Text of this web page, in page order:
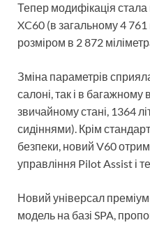
Тепер модифікація
XC60 (в загальному 4 761
розміром в 2 872
Зміна параметрів
салоні, так і в багажному
звичайному стані, 1364
сидіннями). Крім
безпеки, новий V60
управління Pilot Assist і
Новий універсал
модель на базі SPA,